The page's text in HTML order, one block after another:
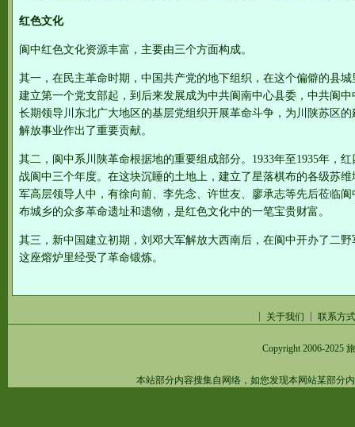
红色文化
阆中红色文化资源丰富，主要由三个方面构成。
其一，在民主革命时期，中国共产党的地下组织，在这个偏僻的县
建立第一个党支部起，到后来发展成为中共阆南中心县委，中共阆
长期领导川东北广大地区的基层党组织开展革命斗争，为川陕苏区
解放事业作出了重要贡献。
其二，阆中系川陕革命根据地的重要组成部分。1933年至1935年，
战阆中三个年度。在这块沉睡的土地上，建立了星落棋布的各级苏
军高层领导人中，有徐向前、李先念、许世友、廖承志等先后莅临
布城乡的众多革命遗址和遗物，是红色文化中的一笔宝贵财富。
其三，新中国建立初期，刘邓大军解放大西南后，在阆中开办了二
这座熔炉里经受了革命锻炼。
关于我们 联系方式
Copyright 2006-2025
本站部分内容搜集自网络，如您发现本网站某部分